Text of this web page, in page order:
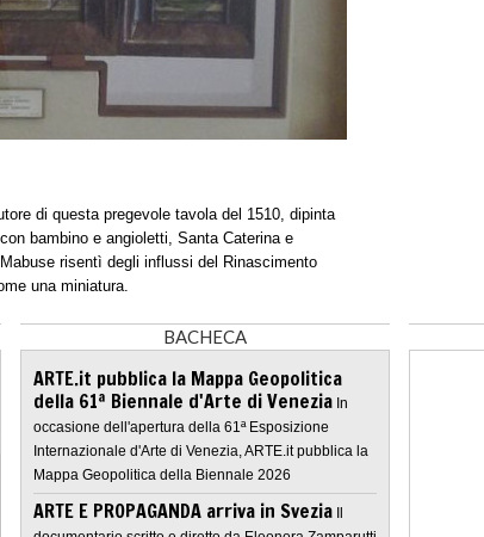
di questa pregevole tavola del 1510, dipinta
bambino e angioletti, Santa Caterina e
risentì degli influssi del Rinascimento
una miniatura.
BACHECA
ARTE.it pubblica la Mappa Geopolitica
della 61ª Biennale d'Arte di Venezia In
occasione dell'apertura della 61ª Esposizione
Internazionale d'Arte di Venezia, ARTE.it pubblica la
Mappa Geopolitica della Biennale 2026
ARTE E PROPAGANDA arriva in Svezia Il